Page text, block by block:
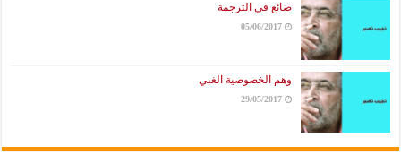
ضائع في الترجمة
05/06/2017
وهم الخصوصية الغبي
29/05/2017